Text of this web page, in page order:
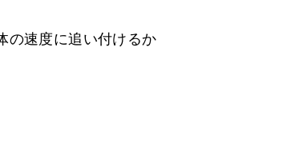
の速度に追い付けるか